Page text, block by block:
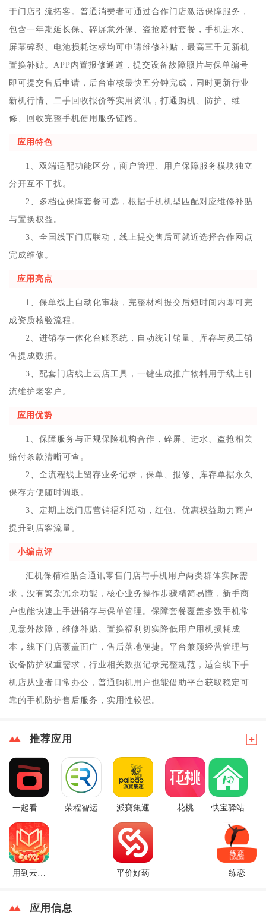
于门店引流拓客。普通消费者可通过合作门店激活保障服务，
包含一年期延长保、碎屏意外保、盗抢赔付套餐，手机进水、
屏幕碎裂、电池损耗达标均可申请维修补贴，最高三千元新机
置换补贴。APP内置报修通道，提交设备故障照片与保单编号
即可提交售后申请，后台审核最快五分钟完成，同时更新行业
新机行情、二手回收报价等实用资讯，打通购机、防护、维
修、回收完整手机使用服务链路。
应用特色
1、双端适配功能区分，商户管理、用户保障服务模块独立
分开互不干扰。
2、多档位保障套餐可选，根据手机机型匹配对应维修补贴
与置换权益。
3、全国线下门店联动，线上提交售后可就近选择合作网点
完成维修。
应用亮点
1、保单线上自动化审核，完整材料提交后短时间内即可完
成资质核验流程。
2、进销存一体化台账系统，自动统计销量、库存与员工销
售提成数据。
3、配套门店线上云店工具，一键生成推广物料用于线上引
流维护老客户。
应用优势
1、保障服务与正规保险机构合作，碎屏、进水、盗抢相关
赔付条款清晰可查。
2、全流程线上留存业务记录，保单、报修、库存单据永久
保存方便随时调取。
3、定期上线门店营销福利活动，红包、优惠权益助力商户
提升到店客流量。
小编点评
汇机保精准贴合通讯零售门店与手机用户两类群体实际需
求，没有繁杂冗余功能，核心业务操作步骤精简易懂，新手商
户也能快速上手进销存与保单管理。保障套餐覆盖多数手机常
见意外故障，维修补贴、置换福利切实降低用户用机损耗成
本，线下门店覆盖面广，售后落地便捷。平台兼顾经营管理与
设备防护双重需求，行业相关数据记录完整规范，适合线下手
机店从业者日常办公，普通购机用户也能借助平台获取稳定可
靠的手机防护售后服务，实用性较强。
推荐应用
一起看视
荣程智运 派寶集運 花桃 快宝驿站
用到云学
平价好药 练恋
应用信息